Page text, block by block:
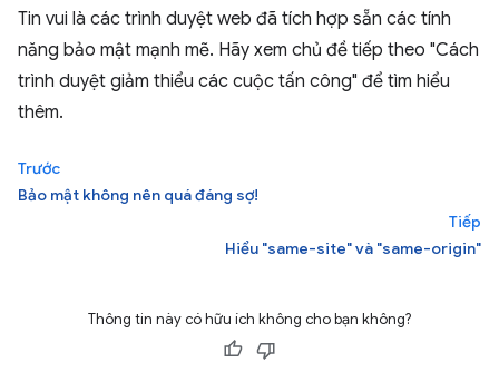
Tin vui là các trình duyệt web đã tích hợp sẵn các tính
năng bảo mật mạnh mẽ. Hãy xem chủ đề tiếp theo "Cách
trình duyệt giảm thiểu các cuộc tấn công" để tìm hiểu
thêm.
Trước
Bảo mật không nên quá đáng sợ!
Tiếp
Hiểu "same-site" và "same-origin"
Thông tin này có hữu ích không cho bạn không?